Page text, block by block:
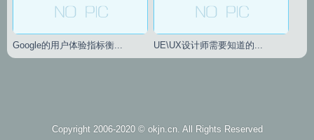
Google的用户体验指标衡... UE\UX设计师需要知道的...
Copyright 2006-2020 © okjn.cn. All Rights Reserved